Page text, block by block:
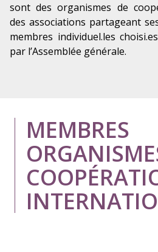
sont des organismes de
des associations partageant
membres individuel.les
par l’Assemblée générale.
MEMBRES